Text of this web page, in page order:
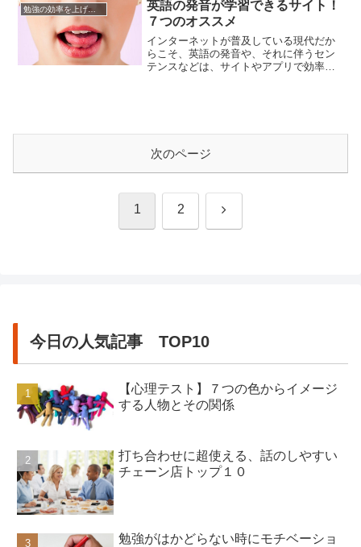
資格は全ての人に対してあるというのが
最大のメリットで、受験資格に大学での
単位取得を義務化していません...
勉強の効率を上げる方法
英語の発音が学習できるサイト！
７つのオススメ
インターネットが普及している現代だか
らこそ、英語の発音や、それに伴うセン
テンスなどは、サイトやアプリで効率的
ら生まれて動いているものだから。これ
次のページ
1 2 次
今日の人気記事 TOP10
【心理テスト】７つの色からイメージ
する人物とその関係
打ち合わせに超使える、話のしやすい
チェーン店トップ１０
勉強がはかどらない時にモチベーショ